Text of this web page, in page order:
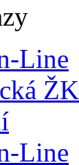
Line
ŽK
Line